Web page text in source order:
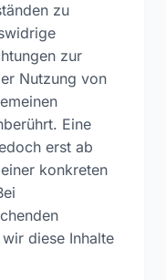
zu
zur
Nutzung von
Eine
erst ab
konkreten
diese Inhalte